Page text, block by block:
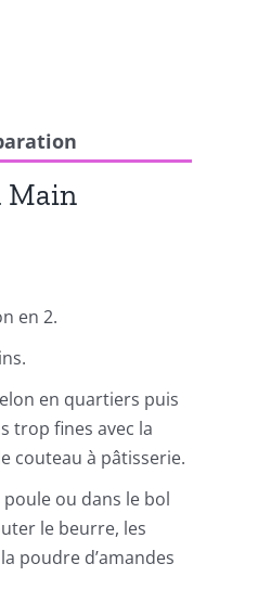
Main
en 2.
en quartiers puis
trop fines avec la
couteau à pâtisserie.
ou dans le bol
le beurre, les
poudre d’amandes